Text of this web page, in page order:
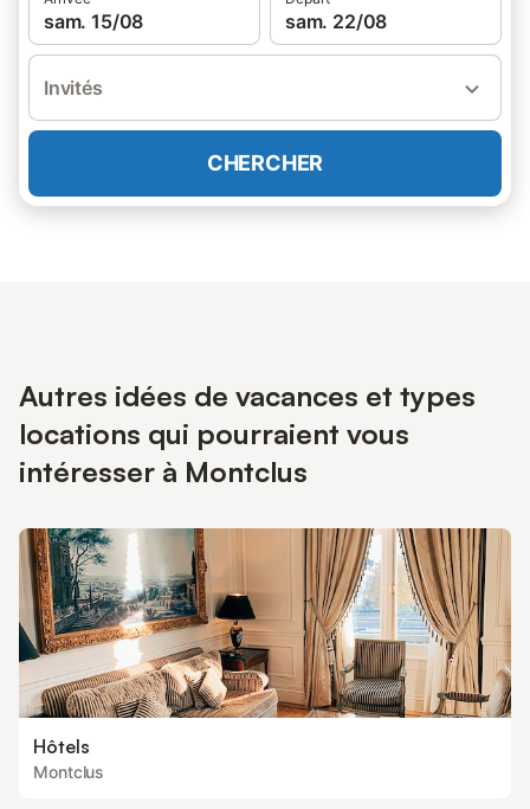
sam. 15/08 sam. 22/08
Invités
CHERCHER
Autres idées de vacances et types
locations qui pourraient vous
intéresser à Montclus
Hôtels
Montclus